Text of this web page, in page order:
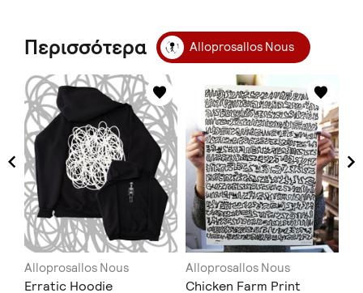
Περισσότερα Alloprosallos Nous
Alloprosallos Nous
Erratic Hoodie
Alloprosallos Nous
Chicken Farm Print